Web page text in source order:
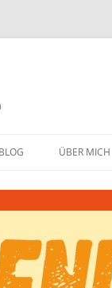
ÜBER MICH